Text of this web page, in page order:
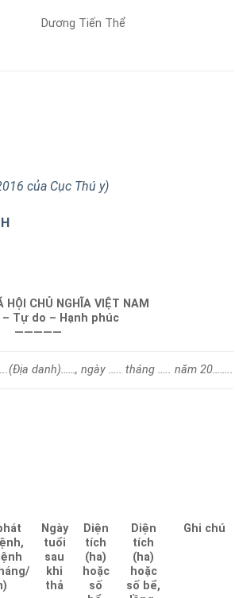
Dương Tiến Thể
của Cục Thú y)
HỘI CHỦ NGHĨA VIỆT NAM
Tự do – Hạnh phúc
—————
danh)……, ngày ….. tháng ….. năm 20……..
Ngày
tuổi
sau
khi
thả
Diện
tích
(ha)
hoặc
số
Diện
tích
(ha)
hoặc
số bể,
Ghi chú